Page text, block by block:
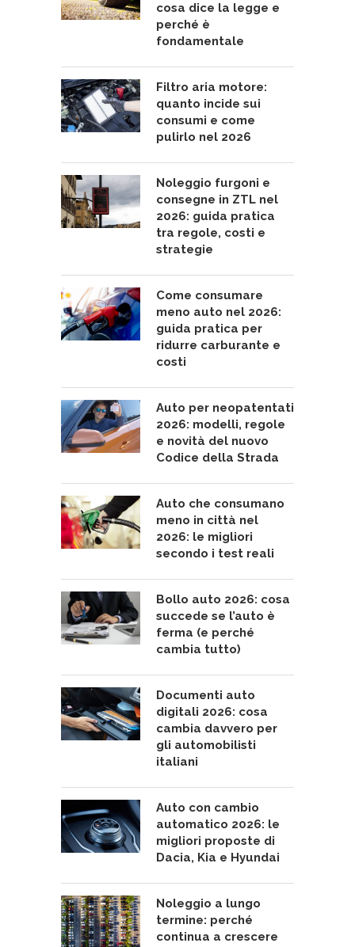
cosa dice la legge e
perché è
fondamentale
Filtro aria motore:
quanto incide sui
consumi e come
pulirlo nel 2026
Noleggio furgoni e
consegne in ZTL nel
2026: guida pratica
tra regole, costi e
strategie
Come consumare
meno auto nel 2026:
guida pratica per
ridurre carburante e
costi
Auto per neopatentati
2026: modelli, regole
e novità del nuovo
Codice della Strada
Auto che consumano
meno in città nel
2026: le migliori
secondo i test reali
Bollo auto 2026: cosa
succede se l’auto è
ferma (e perché
cambia tutto)
Documenti auto
digitali 2026: cosa
cambia davvero per
gli automobilisti
italiani
Auto con cambio
automatico 2026: le
migliori proposte di
Dacia, Kia e Hyundai
Noleggio a lungo
termine: perché
continua a crescere